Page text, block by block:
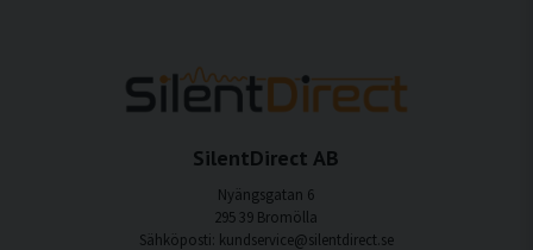
SilentDirect AB
Nyängsgatan 6
295 39 Bromölla
Sähköposti: kundservice@silentdirect.se